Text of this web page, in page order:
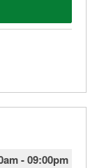
-09:00pm